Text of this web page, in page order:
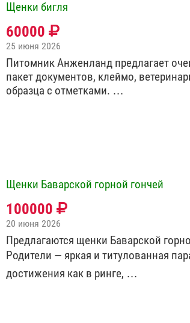
Щенки бигля
60000
25 июня 2026
Питомник Анженланд предлагает
пакет документов, клеймо,
образца с отметками. …
Щенки Баварской горной гончей
100000
20 июня 2026
Предлагаются щенки Баварской
Родители — яркая и титулованная
достижения как в ринге, …